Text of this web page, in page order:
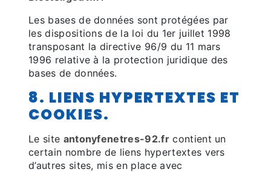
Les bases de données sont protégées par
les dispositions de la loi du 1er juillet 1998
transposant la directive 96/9 du 11 mars
1996 relative à la protection juridique des
bases de données.
8. LIENS HYPERTEXTES ET
COOKIES.
Le site antonyfenetres-92.frcontient un
certain nombre de liens hypertextes vers
d’autres sites, mis en place avec